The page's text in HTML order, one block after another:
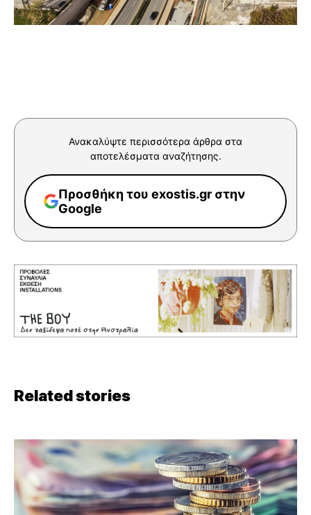
Ανακαλύψτε περισσότερα άρθρα στα
αποτελέσματα αναζήτησης.
Προσθήκη του exostis.gr στην
Google
Related stories